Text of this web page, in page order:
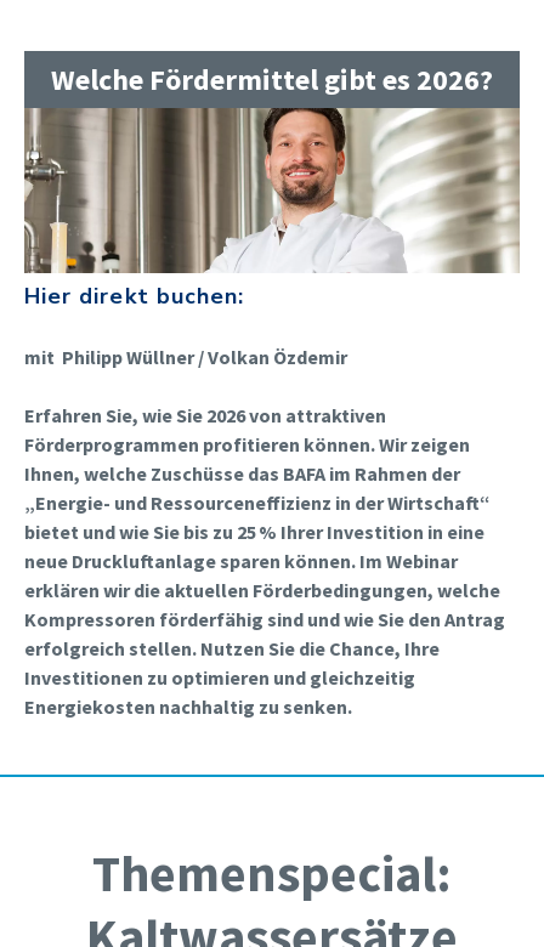
Welche Fördermittel gibt es 2026?
Hier direkt buchen:
mit Philipp Wüllner / Volkan Özdemir
Erfahren Sie, wie Sie 2026 von attraktiven
Förderprogrammen profitieren können. Wir zeigen
Ihnen, welche Zuschüsse das BAFA im Rahmen der
„Energie- und Ressourceneffizienz in der Wirtschaft“
bietet und wie Sie bis zu 25 % Ihrer Investition in eine
neue Druckluftanlage sparen können. Im Webinar
erklären wir die aktuellen Förderbedingungen, welche
Kompressoren förderfähig sind und wie Sie den Antrag
erfolgreich stellen. Nutzen Sie die Chance, Ihre
Investitionen zu optimieren und gleichzeitig
Energiekosten nachhaltig zu senken.
Themenspecial: